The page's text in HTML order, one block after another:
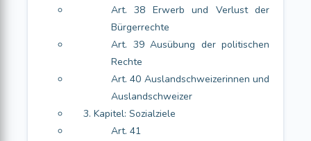
Art. 38 Erwerb und Verlust der
Bürgerrechte
Art. 39 Ausübung der politischen
Rechte
Art. 40 Auslandschweizerinnen und
Auslandschweizer
3. Kapitel: Sozialziele
Art. 41